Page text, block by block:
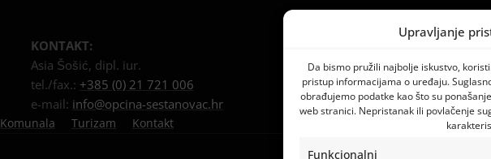
Upravljanje
Da bismo pružili najbolje iskustvo,
pristup informacijama o uređaju.
obrađujemo podatke kao što su
web stranici. Nepristanak ili povlačenje
Funkcionalni
KONTAKT:
Asia Šošić, dipl. iur.
tel./fax.: +385 (0) 21 721 006
e-mail: info@opcina-sestanovac.hr
OIB: 71560615444
IBAN:
Komunala Turizam Kontakt